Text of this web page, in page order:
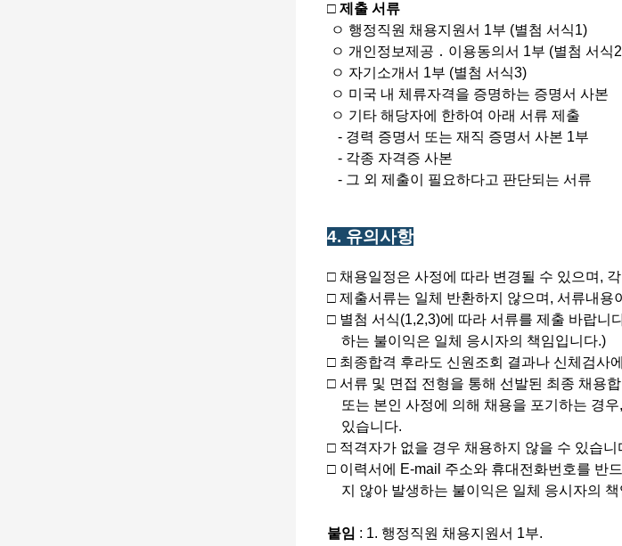
□ 제출 서류
ㅇ 행정직원 채용지원서 1부 (별첨 서식1)
ㅇ 개인정보제공 ․ 이용동의서 1부 (별첨 서식
ㅇ 자기소개서 1부 (별첨 서식3)
ㅇ 미국 내 체류자격을 증명하는 증명서 사본
ㅇ 기타 해당자에 한하여 아래 서류 제출
- 경력 증명서 또는 재직 증명서 사본 1부
- 각종 자격증 사본
- 그 외 제출이 필요하다고 판단되는 서류
4. 유의사항
□ 채용일정은 사정에 따라 변경될 수 있으며,
□ 제출서류는 일체 반환하지 않으며, 서류내용
□ 별첨 서식(1,2,3)에 따라 서류를 제출 바랍니
하는 불이익은 일체 응시자의 책임입니다.)
□ 최종합격 후라도 신원조회 결과나 신체검사
□ 서류 및 면접 전형을 통해 선발된 최종 채용
또는 본인 사정에 의해 채용을 포기하는 경
있습니다.
□ 적격자가 없을 경우 채용하지 않을 수 있습니
​□ 이력서에 E-mail 주소와 휴대전화번호를 반
지 않아 발생하는 불이익은 일체 응시자의 책
붙임 : 1. 행정직원 채용지원서 1부.